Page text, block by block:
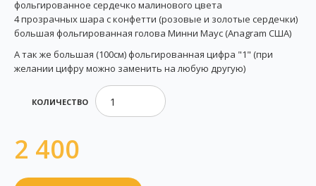
фольгированное сердечко малинового цвета
4 прозрачных шара с конфетти (розовые и золотые сердечки)
большая фольгированная голова Минни Маус (Anagram США)
А так же большая (100см) фольгированная цифра "1" (при
желании цифру можно заменить на любую другую)
КОЛИЧЕСТВО
2 400